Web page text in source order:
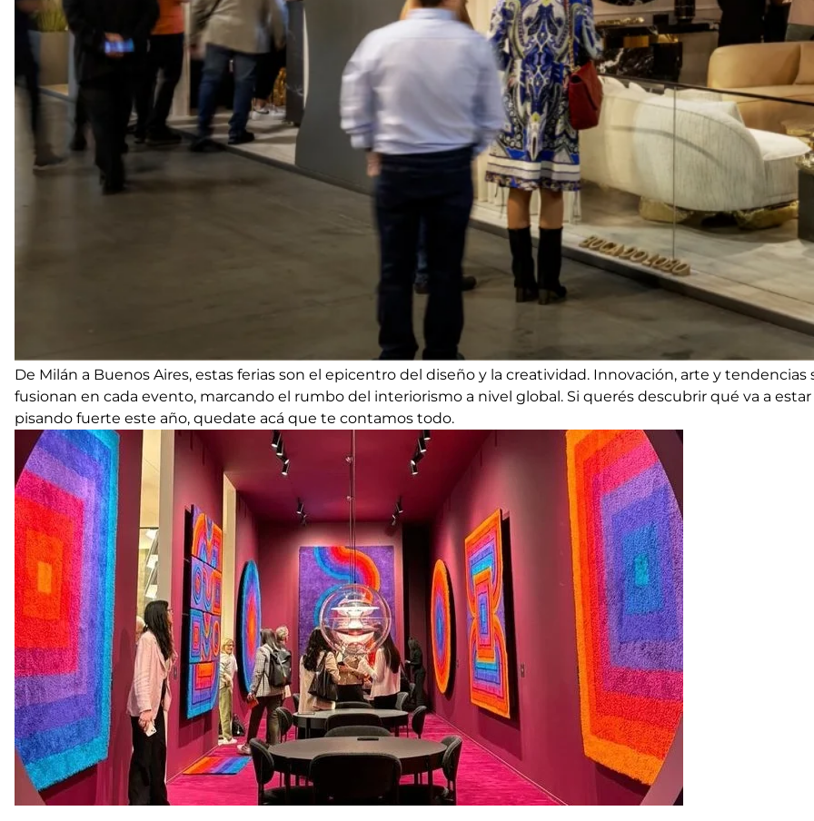
De Milán a Buenos Aires, estas ferias son el epicentro del diseño y la creatividad. Innovación, arte y tendencias
fusionan en cada evento, marcando el rumbo del interiorismo a nivel global. Si querés descubrir qué va a estar
pisando fuerte este año, quedate acá que te contamos todo.